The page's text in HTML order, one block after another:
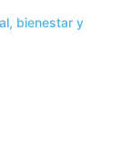
bienestar y